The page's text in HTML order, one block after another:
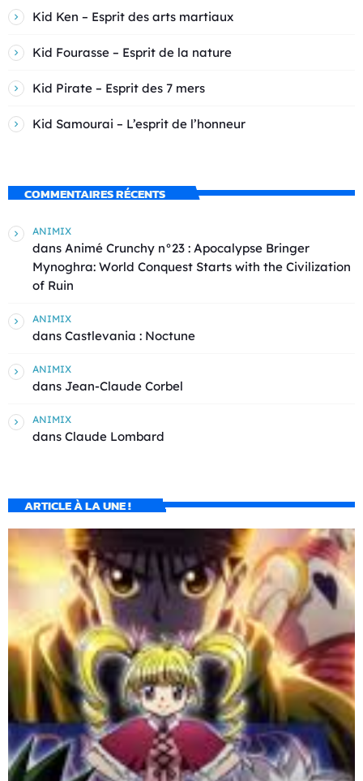
Kid Ken – Esprit des arts martiaux
Kid Fourasse – Esprit de la nature
Kid Pirate – Esprit des 7 mers
Kid Samourai – L’esprit de l’honneur
COMMENTAIRES RÉCENTS
ANIMIX
dans Animé Crunchy n°23 : Apocalypse Bringer
Mynoghra: World Conquest Starts with the Civilization
of Ruin
ANIMIX
dans Castlevania : Noctune
ANIMIX
dans Jean-Claude Corbel
ANIMIX
dans Claude Lombard
ARTICLE À LA UNE !